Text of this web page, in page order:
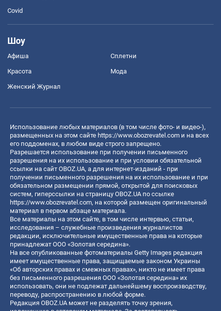
Covid
Шоу
Афиша Сплетни
Красота Мода
Женский Журнал
Использование любых материалов (в том числе фото- и видео-),
размещенных на этом сайте https://www.obozrevatel.com и на всех
его поддоменах, в любом виде строго запрещено.
Разрешается использование при получении письменного
разрешения на их использование и при условии обязательной
ссылки на сайт OBOZ.UA, а для интернет-изданий - при
получении письменного разрешения на их использование и при
обязательном размещении прямой, открытой для поисковых
систем, гиперссылки на страницу OBOZ.UA по ссылке
https://www.obozrevatel.com, на которой размещен оригинальный
материал в первом абзаце материала.
Все материалы на этом сайте, в том числе интервью, статьи,
исследования – служебные произведения журналистов
редакции, исключительные имущественные права на которые
принадлежат ООО «Золотая середина».
На все опубликованные фотоматериалы Getty Images редакция
имеет имущественные права, защищаемые законом Украины
«Об авторских правах и смежных правах», никто не имеет права
без письменного разрешения ООО «Золотая середина» их
использовать, они не подлежат дальнейшему воспроизводству,
переводу, распространению в любой форме.
Редакция OBOZ.UA может не разделять точку зрения,